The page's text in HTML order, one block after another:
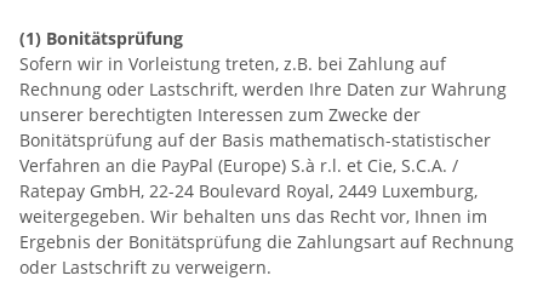
(1) Bonitätsprüfung
Sofern wir in Vorleistung treten, z.B. bei Zahlung auf
Rechnung oder Lastschrift, werden Ihre Daten zur Wahrung
unserer berechtigten Interessen zum Zwecke der
Bonitätsprüfung auf der Basis mathematisch-statistischer
Verfahren an die PayPal (Europe) S.à r.l. et Cie, S.C.A. /
Ratepay GmbH, 22-24 Boulevard Royal, 2449 Luxemburg,
weitergegeben. Wir behalten uns das Recht vor, Ihnen im
Ergebnis der Bonitätsprüfung die Zahlungsart auf Rechnung
oder Lastschrift zu verweigern.